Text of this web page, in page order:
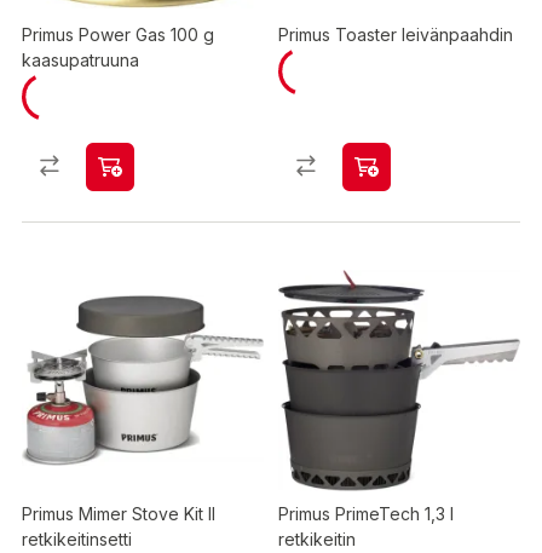
Primus Power Gas 100 g
kaasupatruuna
Primus Toaster leivänpaahdin
Primus Mimer Stove Kit II
retkikeitinsetti
Primus PrimeTech 1,3 l
retkikeitin